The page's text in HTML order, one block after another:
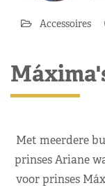
Accessoires
Met meerdere
prinses Ariane
voor prinses